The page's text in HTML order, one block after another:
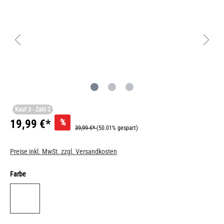
Kauf 3 - Zahl 2
19,99 €* %
39,99 €*(50.01% gespart)
Preise inkl. MwSt. zzgl. Versandkosten
Farbe